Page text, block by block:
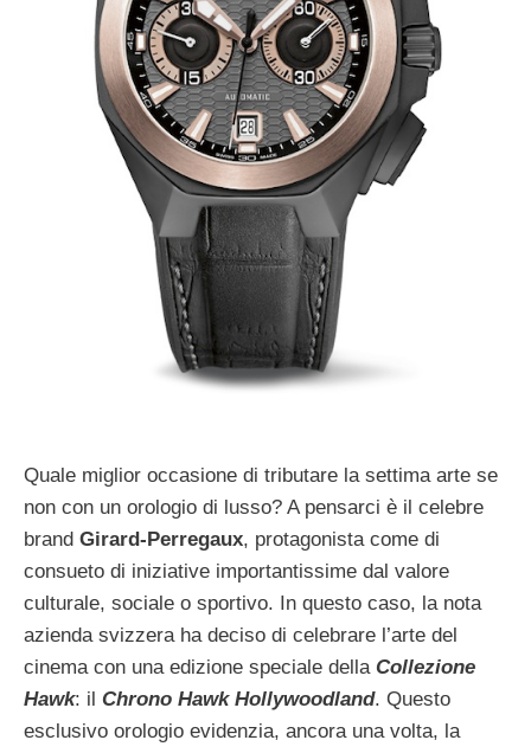
Quale miglior occasione di tributare la settima arte se
non con un orologio di lusso? A pensarci è il celebre
brand Girard-Perregaux, protagonista come di
consueto di iniziative importantissime dal valore
culturale, sociale o sportivo. In questo caso, la nota
azienda svizzera ha deciso di celebrare l’arte del
cinema con una edizione speciale della Collezione
Hawk: il Chrono Hawk Hollywoodland. Questo
esclusivo orologio evidenzia, ancora una volta, la